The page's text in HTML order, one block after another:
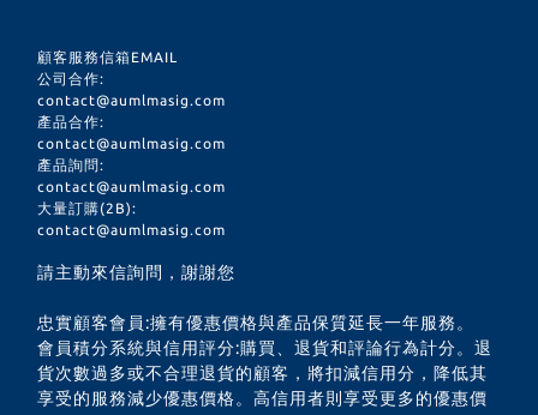
顧客服務信箱EMAIL
公司合作:
contact@aumlmasig.com
產品合作:
contact@aumlmasig.com
產品詢問:
contact@aumlmasig.com
大量訂購(2B):
contact@aumlmasig.com
請主動來信詢問，謝謝您
忠實顧客會員:擁有優惠價格與產品保質延長一年服務。
會員積分系統與信用評分:購買、退貨和評論行為計分。退
貨次數過多或不合理退貨的顧客，將扣減信用分，降低其
享受的服務減少優惠價格。高信用者則享受更多的優惠價